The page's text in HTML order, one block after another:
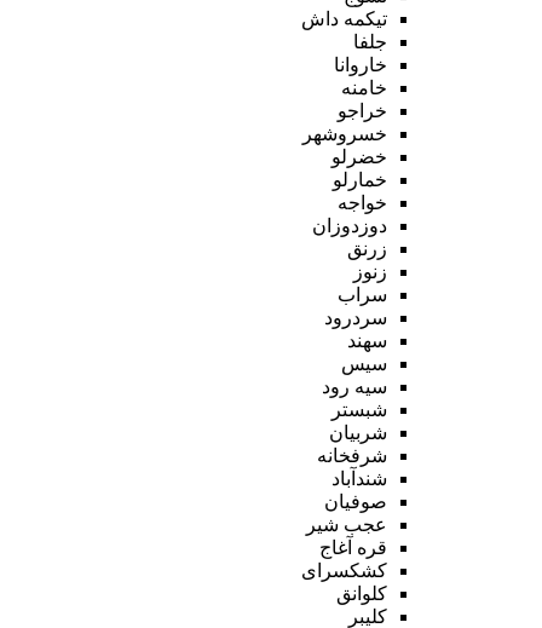
تیکمه داش
جلفا
خاروانا
خامنه
خراجو
خسروشهر
خضرلو
خمارلو
خواجه
دوزدوزان
زرنق
زنوز
سراب
سردرود
سهند
سیس
سیه رود
شبستر
شربیان
شرفخانه
شندآباد
صوفیان
عجب شیر
قره آغاج
کشکسرای
کلوانق
کلیبر